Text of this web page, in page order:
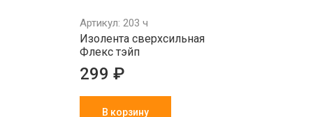
Артикул: 203 ч
Изолента сверхсильная
Флекс тэйп
299 ₽
В корзину